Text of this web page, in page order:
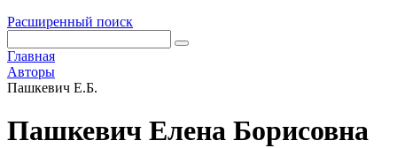
Расширенный поиск
Главная
Авторы
Пашкевич Е.Б.
Пашкевич Елена Борисовна